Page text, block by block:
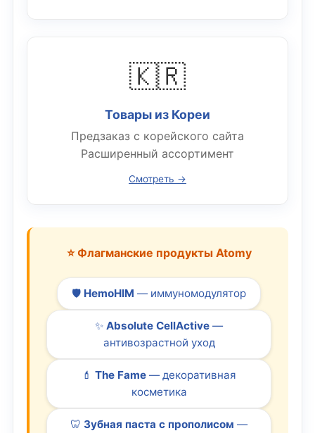
🇰🇷
Товары из Кореи
Предзаказ с корейского сайта
Расширенный ассортимент
Смотреть →
⭐ Флагманские продукты Atomy
🛡️ HemoHIM — иммуномодулятор
✨ Absolute CellActive —
антивозрастной уход
💄 The Fame — декоративная
косметика
🦷 Зубная паста с прополисом —